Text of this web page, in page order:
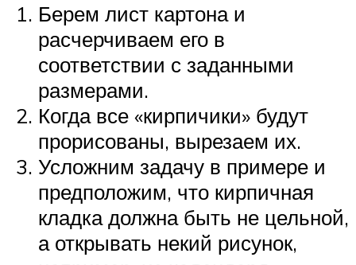
Берем лист картона и
расчерчиваем его в
соответствии с заданными
размерами.
Когда все «кирпичики» будут
прорисованы, вырезаем их.
Усложним задачу в примере и
предположим, что кирпичная
кладка должна быть не цельной,
а открывать некий рисунок,